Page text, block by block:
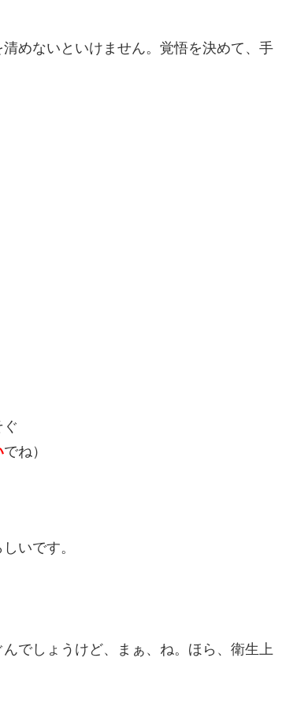
めないといけません。覚悟を決めて、手
でね）
しいです。
でしょうけど、まぁ、ね。ほら、衛生上